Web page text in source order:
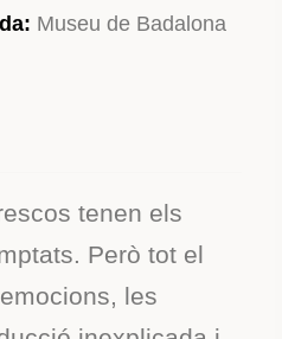
Museu de Badalona
tenen els
Però tot el
les